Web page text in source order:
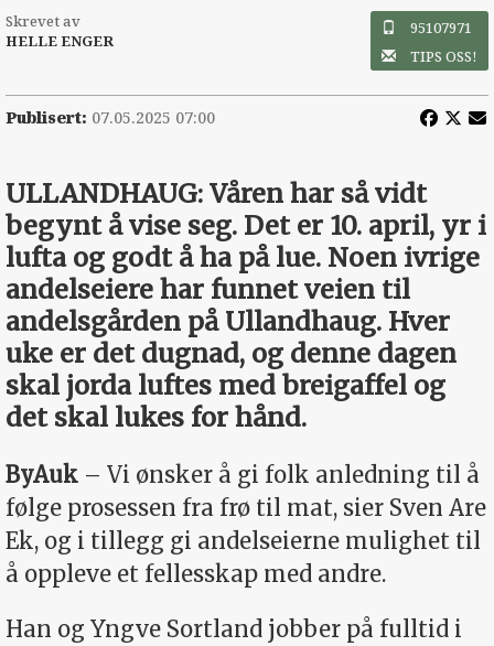
Skrevet av
HELLE ENGER
95107971
TIPS OSS!
Publisert: 07.05.2025 07:00
ULLANDHAUG: Våren har så vidt
begynt å vise seg. Det er 10. april, yr i
lufta og godt å ha på lue. Noen ivrige
andelseiere har funnet veien til
andelsgården på Ullandhaug. Hver
uke er det dugnad, og denne dagen
skal jorda luftes med breigaffel og
det skal lukes for hånd.
ByAuk – Vi ønsker å gi folk anledning til å
følge prosessen fra frø til mat, sier Sven Are
Ek, og i tillegg gi andelseierne mulighet til
å oppleve et fellesskap med andre.
Han og Yngve Sortland jobber på fulltid i